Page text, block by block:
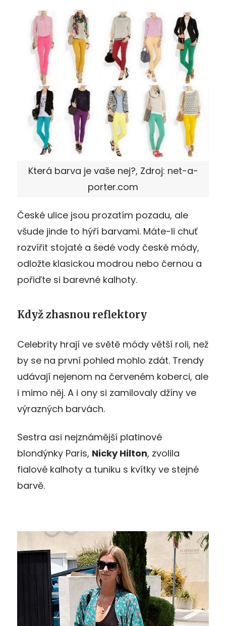
Která barva je vaše nej?, Zdroj: net-a-
porter.com
České ulice jsou prozatím pozadu, ale
všude jinde to hýří barvami. Máte-li chuť
rozvířit stojaté a šedé vody české módy,
odložte klasickou modrou nebo černou a
pořiďte si barevné kalhoty.
Když zhasnou reflektory
Celebrity hrají ve světě módy větší roli, než
by se na první pohled mohlo zdát. Trendy
udávají nejenom na červeném koberci, ale
i mimo něj. A i ony si zamilovaly džíny ve
výrazných barvách.
Sestra asi nejznámější platinové
blondýnky Paris, Nicky Hilton, zvolila
fialové kalhoty a tuniku s kvítky ve stejné
barvě.